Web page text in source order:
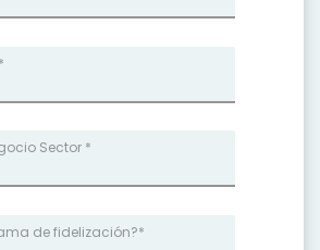
*
Sector *
de fidelización?*